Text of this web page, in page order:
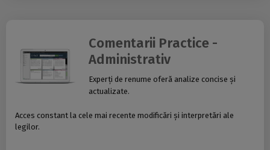
Comentarii Practice -
Administrativ
Experți de renume oferă analize concise și
actualizate.
Acces constant la cele mai recente modificări și interpretări ale
legilor.